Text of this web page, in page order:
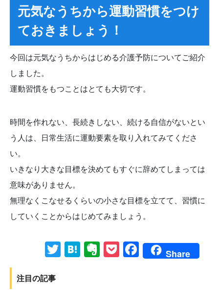
元気なうちから運動習慣をつけ
ておきましょう！
今回は元気なうちからはじめる介護予防についてご紹介
しました。
運動習慣をもつことはとても大切です。
時間を作れない、長続きしない、続ける自信がないとい
う人は、日常生活に運動要素を取り入れてみてくださ
い。
いきなり大きな目標を決めてもすぐに辞めてしまっては
意味がありません。
無理なくこなせるくらいの小さな目標を立てて、習慣に
していくことからはじめてみましょう。
Twitter
Hatena
Evernote
Pocket
Facebook
Share
注目の記事